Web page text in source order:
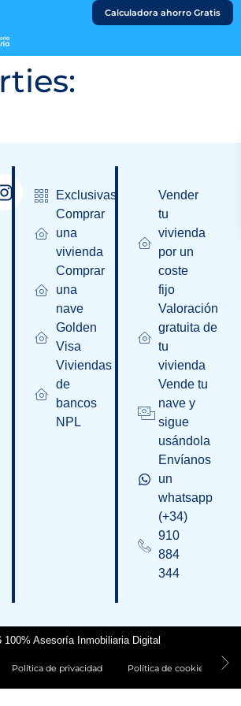
Calculadora ahorro Gratis
Exclusivas
Comprar
una
vivienda
Comprar
una
nave
Golden
Visa
Viviendas
de
bancos
NPL
Vender
tu
vivienda
por un
coste
fijo
Valoración
gratuita de
tu
vivienda
Vende tu
nave y
sigue
usándola
Envíanos
un
whatsapp
(+34)
910
884
344
100% Asesoría Inmobiliaria Digital
Política de privacidad Política de cookies